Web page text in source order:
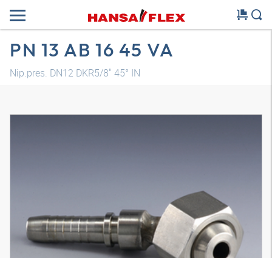
PN 13 AB 16 45 VA
Nip.pres. DN12 DKR5/8" 45° IN
Model 3D